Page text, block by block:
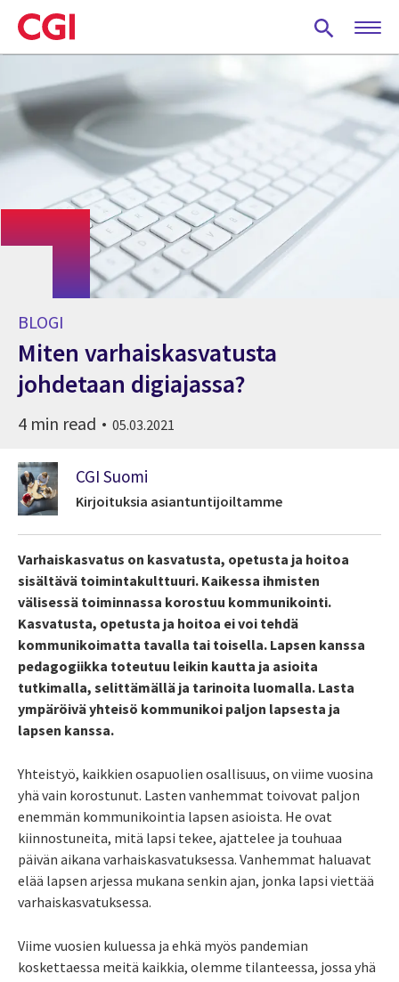
Skip
to
main
BLOGI
Miten varhaiskasvatusta
johdetaan digiajassa?
4 min read 05.03.2021
CGI Suomi
Kirjoituksia asiantuntijoiltamme
Varhaiskasvatus on kasvatusta, opetusta ja hoitoa
sisältävä toimintakulttuuri. Kaikessa ihmisten
välisessä toiminnassa korostuu kommunikointi.
Kasvatusta, opetusta ja hoitoa ei voi tehdä
kommunikoimatta tavalla tai toisella. Lapsen kanssa
pedagogiikka toteutuu leikin kautta ja asioita
tutkimalla, selittämällä ja tarinoita luomalla. Lasta
ympäröivä yhteisö kommunikoi paljon lapsesta ja
lapsen kanssa.
Yhteistyö, kaikkien osapuolien osallisuus, on viime vuosina
yhä vain korostunut. Lasten vanhemmat toivovat paljon
enemmän kommunikointia lapsen asioista. He ovat
kiinnostuneita, mitä lapsi tekee, ajattelee ja touhuaa
päivän aikana varhaiskasvatuksessa. Vanhemmat haluavat
elää lapsen arjessa mukana senkin ajan, jonka lapsi viettää
varhaiskasvatuksessa.
Viime vuosien kuluessa ja ehkä myös pandemian
koskettaessa meitä kaikkia, olemme tilanteessa, jossa yhä